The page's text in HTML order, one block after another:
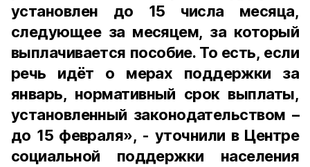
установлен до 15 числа месяца,
следующее за месяцем, за который
выплачивается пособие. То есть, если
речь идёт о мерах поддержки за
январь, нормативный срок выплаты,
установленный законодательством –
до 15 февраля», - уточнили в Центре
социальной поддержки населения